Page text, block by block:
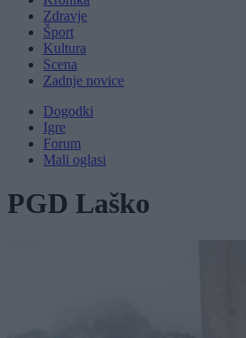
Zdravje
Šport
Kultura
Scena
Zadnje novice
Dogodki
Igre
Forum
Mali oglasi
PGD Laško